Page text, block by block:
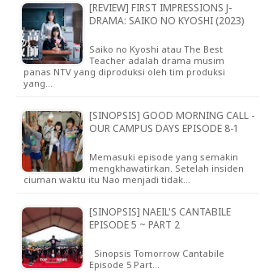
[REVIEW] FIRST IMPRESSIONS J-
DRAMA: SAIKO NO KYOSHI (2023)
Saiko no Kyoshi atau The Best
Teacher adalah drama musim
panas NTV yang diproduksi oleh tim produksi
yang…
[SINOPSIS] GOOD MORNING CALL -
OUR CAMPUS DAYS EPISODE 8-1
Memasuki episode yang semakin
mengkhawatirkan. Setelah insiden
ciuman waktu itu Nao menjadi tidak…
[SINOPSIS] NAEIL'S CANTABILE
EPISODE 5 ~ PART 2
Sinopsis Tomorrow Cantabile
Episode 5 Part…